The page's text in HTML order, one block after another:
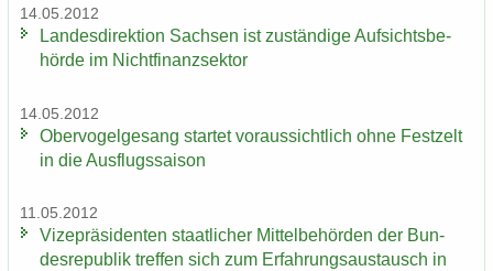
14.05.2012
Lan­des­di­rek­ti­on Sach­sen ist zu­stän­di­ge Auf­sichts­be­
hör­de im Nicht­fi­nanz­sek­tor
14.05.2012
Ober­vo­gel­ge­sang star­tet vor­aus­sicht­lich ohne Fest­zelt
in die Aus­flugs­sai­son
11.05.2012
Vi­ze­prä­si­den­ten staat­li­cher Mit­tel­be­hör­den der Bun­
des­re­pu­blik tref­fen sich zum Er­fah­rungs­aus­tausch in